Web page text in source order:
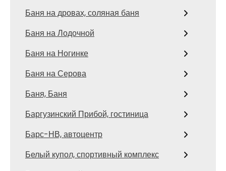
Баня на дровах, соляная баня
Баня на Лодочной
Баня на Ногинке
Баня на Серова
Баня, Баня
Баргузинский Прибой, гостиница
Барс-НВ, автоцентр
Белый купол, спортивный комплекс